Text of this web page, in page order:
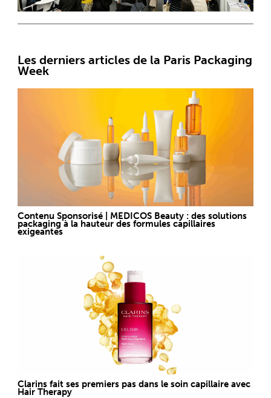
Les derniers articles de la Paris Packaging
Week
Contenu Sponsorisé | MEDICOS Beauty : des solutions
packaging à la hauteur des formules capillaires
exigeantes
Clarins fait ses premiers pas dans le soin capillaire avec
Hair Therapy